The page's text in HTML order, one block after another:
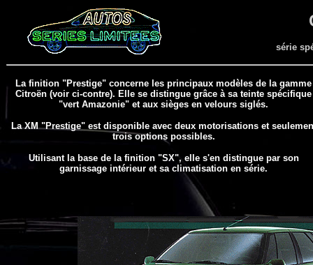
série
La finition "Prestige" concerne les principaux modèles de la gamme
Citroën (voir ci-contre). Elle se distingue grâce à sa teinte spécifique
"vert Amazonie" et aux sièges en velours siglés.
La XM "Prestige" est disponible avec deux motorisations et
trois options possibles.
Utilisant la base de la finition "SX", elle s'en distingue par son
garnissage intérieur et sa climatisation en série.